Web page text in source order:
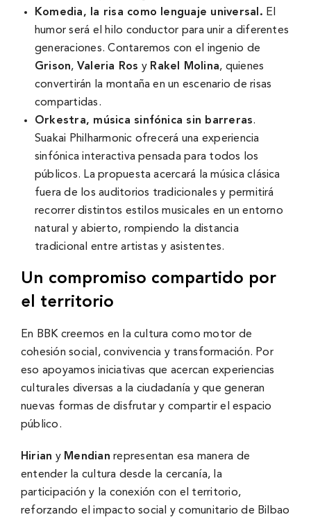
Komedia, la risa como lenguaje universal. El
humor será el hilo conductor para unir a diferentes
generaciones. Contaremos con el ingenio de
Grison, Valeria Ros y Rakel Molina, quienes
convertirán la montaña en un escenario de risas
compartidas.
Orkestra, música sinfónica sin barreras.
Suakai Philharmonic ofrecerá una experiencia
sinfónica interactiva pensada para todos los
públicos. La propuesta acercará la música clásica
fuera de los auditorios tradicionales y permitirá
recorrer distintos estilos musicales en un entorno
natural y abierto, rompiendo la distancia
tradicional entre artistas y asistentes.
Un compromiso compartido por
el territorio
En BBK creemos en la cultura como motor de
cohesión social, convivencia y transformación. Por
eso apoyamos iniciativas que acercan experiencias
culturales diversas a la ciudadanía y que generan
nuevas formas de disfrutar y compartir el espacio
público.
Hirian y Mendian representan esa manera de
entender la cultura desde la cercanía, la
participación y la conexión con el territorio,
reforzando el impacto social y comunitario de Bilbao